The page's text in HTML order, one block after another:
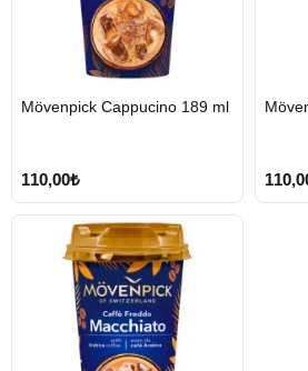
Mövenpick Cappucino 189 ml
110,00₺